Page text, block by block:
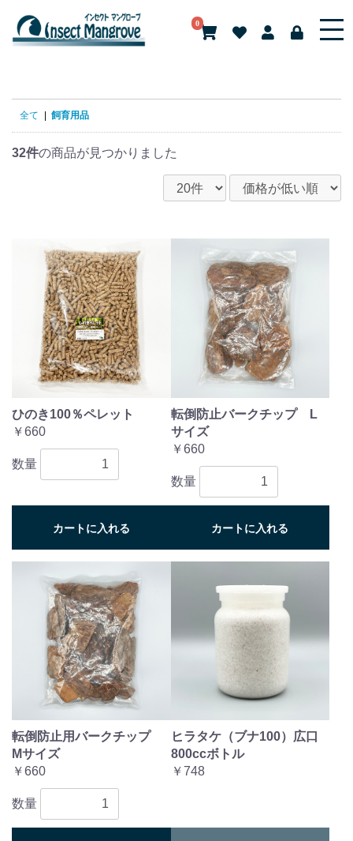
0
全て 飼育用品
32件の商品が見つかりました
ひのき100％ペレット
￥660
数量
カートに入れる
転倒防止バークチップ L
サイズ
￥660
数量
カートに入れる
転倒防止用バークチップ
Mサイズ
￥660
数量
ヒラタケ（ブナ100）広口
800ccボトル
￥748